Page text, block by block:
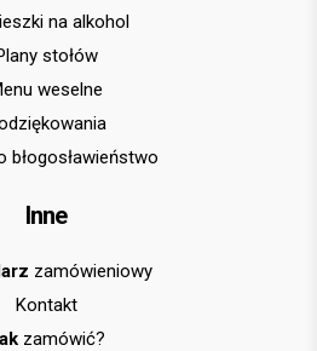
na alkohol
stołów
weselne
błogosławieństwo
Inne
zamówieniowy
Kontakt
zamówić?